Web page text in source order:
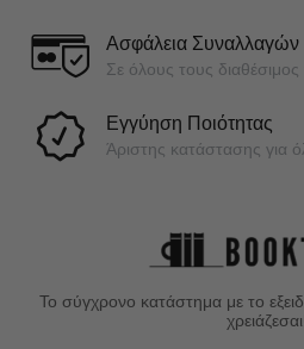
Ασφάλεια Συναλλαγών
Σε όλους τους
Εγγύηση Ποιότητας
Άριστης κατάστασης για
Το σύγχρονο κατάστημα με το